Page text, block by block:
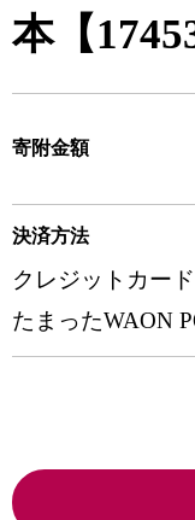
本【
寄附金額
決済方法
クレジットカー
たまったWAON